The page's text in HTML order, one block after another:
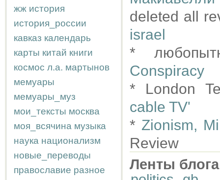
жж история
история_россии
кавказ календарь
карты китай книги
космос л.а. мартынов
мемуары
мемуары_муз
мои_тексты москва
моя_всячина музыка
наука национализм
новые_переводы
православие разное
deleted all
israel
*
Conspiracy
* London
cable TV'
* Zionism,
Review
Ленты